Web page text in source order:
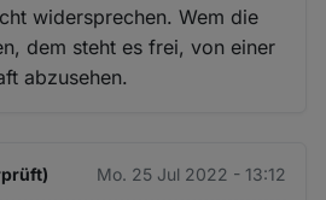
widersprechen. Wem die
dem steht es frei, von einer
abzusehen.
Mo. 25 Jul 2022 - 13:12